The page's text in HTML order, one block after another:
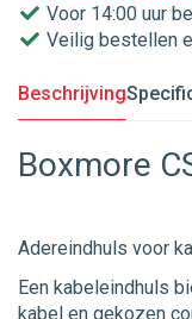
Voor 14:00 uur
Veilig bestellen
Beschrijving
Boxmore
Adereindhuls voor
Een kabeleindhuls
kabel en gekozen